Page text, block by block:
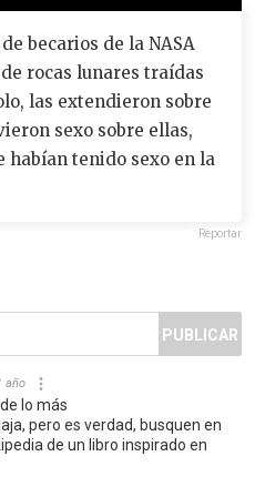
becarios de la NASA
rocas lunares traídas
las extendieron sobre
sexo sobre ellas,
habían tenido sexo en la
Reportar
PUBLICAR
año
lo más
pero es verdad, busquen en
de un libro inspirado en